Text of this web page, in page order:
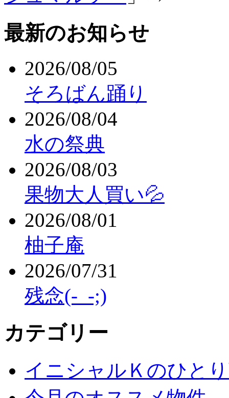
最新のお知らせ
2026/08/05
そろばん踊り
2026/08/04
水の祭典
2026/08/03
果物大人買い💦
2026/08/01
柚子庵
2026/07/31
残念(-_-;)
カテゴリー
イニシャルＫのひと